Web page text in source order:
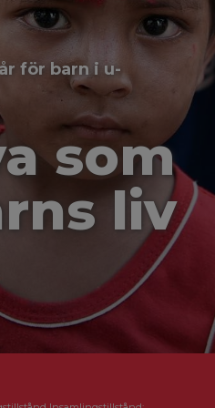
för barn i u-
som
liv